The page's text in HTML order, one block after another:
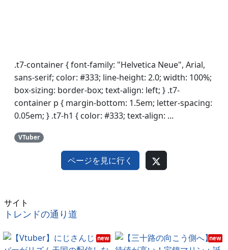
.t7-container { font-family: "Helvetica Neue", Arial,
sans-serif; color: #333; line-height: 2.0; width: 100%;
box-sizing: border-box; text-align: left; } .t7-
container p { margin-bottom: 1.5em; letter-spacing:
0.05em; } .t7-h1 { color: #333; text-align: ...
VTuber
ページを見に行く
サイト
トレンドの通り道
new new